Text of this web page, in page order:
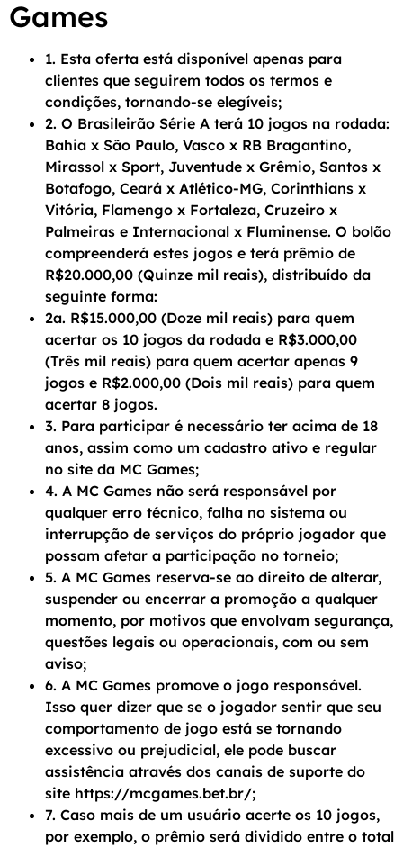
Games
1. Esta oferta está disponível apenas para
clientes que seguirem todos os termos e
condições, tornando-se elegíveis;
2. O Brasileirão Série A terá 10 jogos na rodada:
Bahia x São Paulo, Vasco x RB Bragantino,
Mirassol x Sport, Juventude x Grêmio, Santos x
Botafogo, Ceará x Atlético-MG, Corinthians x
Vitória, Flamengo x Fortaleza, Cruzeiro x
Palmeiras e Internacional x Fluminense. O bolão
compreenderá estes jogos e terá prêmio de
R$20.000,00 (Quinze mil reais), distribuído da
seguinte forma:
2a. R$15.000,00 (Doze mil reais) para quem
acertar os 10 jogos da rodada e R$3.000,00
(Três mil reais) para quem acertar apenas 9
jogos e R$2.000,00 (Dois mil reais) para quem
acertar 8 jogos.
3. Para participar é necessário ter acima de 18
anos, assim como um cadastro ativo e regular
no site da MC Games;
4. A MC Games não será responsável por
qualquer erro técnico, falha no sistema ou
interrupção de serviços do próprio jogador que
possam afetar a participação no torneio;
5. A MC Games reserva-se ao direito de alterar,
suspender ou encerrar a promoção a qualquer
momento, por motivos que envolvam segurança,
questões legais ou operacionais, com ou sem
aviso;
6. A MC Games promove o jogo responsável.
Isso quer dizer que se o jogador sentir que seu
comportamento de jogo está se tornando
excessivo ou prejudicial, ele pode buscar
assistência através dos canais de suporte do
site https://mcgames.bet.br/;
7. Caso mais de um usuário acerte os 10 jogos,
por exemplo, o prêmio será dividido entre o total